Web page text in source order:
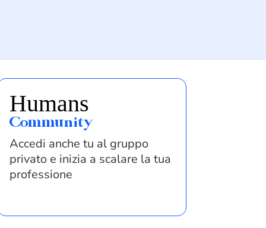
Humans
Community
Accedi anche tu al gruppo
privato e inizia a scalare la tua
professione